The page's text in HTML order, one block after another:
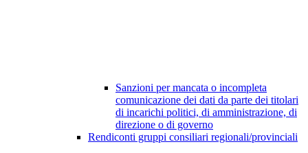
Sanzioni per mancata o incompleta
comunicazione dei dati da parte dei titolari
di incarichi politici, di amministrazione, di
direzione o di governo
Rendiconti gruppi consiliari regionali/provinciali